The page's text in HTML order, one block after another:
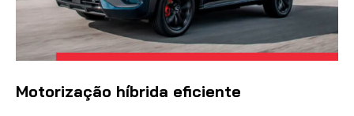
Motorização híbrida eficiente